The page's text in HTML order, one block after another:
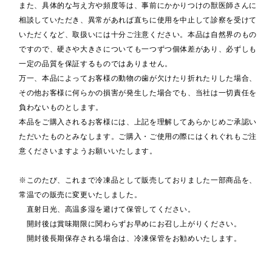
また、具体的な与え方や頻度等は、事前にかかりつけの獣医師さんに
相談していただき、異常があれば直ちに使用を中止して診察を受けて
いただくなど、取扱いには十分ご注意ください。本品は自然界のもの
ですので、硬さや大きさについても一つずつ個体差があり、必ずしも
一定の品質を保証するものではありません。
万一、本品によってお客様の動物の歯が欠けたり折れたりした場合、
その他お客様に何らかの損害が発生した場合でも、当社は一切責任を
負わないものとします。
本品をご購入されるお客様には、上記を理解してあらかじめご承認い
ただいたものとみなします。ご購入・ご使用の際にはくれぐれもご注
意くださいますようお願いいたします。
※このたび、これまで冷凍品として販売しておりました一部商品を、
常温での販売に変更いたしました。
直射日光、高温多湿を避けて保管してください。
開封後は賞味期限に関わらずお早めにお召し上がりください。
開封後長期保存される場合は、冷凍保管をお勧めいたします。